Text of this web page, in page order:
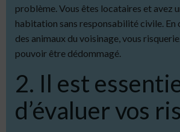
problème. Vous êtes locataires et avez
habitation sans responsabilité civile. En
des animaux du voisinage, vous
pouvoir être dédommagé.
2. Il est
d’évaluer vos